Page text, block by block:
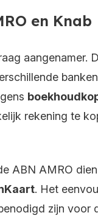
en Knab
rekening te
ABN AMRO
. Het
zijn voor